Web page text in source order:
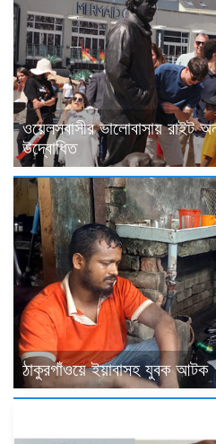
ওয়েলসবাসীর ভালোবাসায় রাইট
উদ্বোধিত
ঠাকুরগাঁওয়ে ইয়াবাসহ যুবক আটক